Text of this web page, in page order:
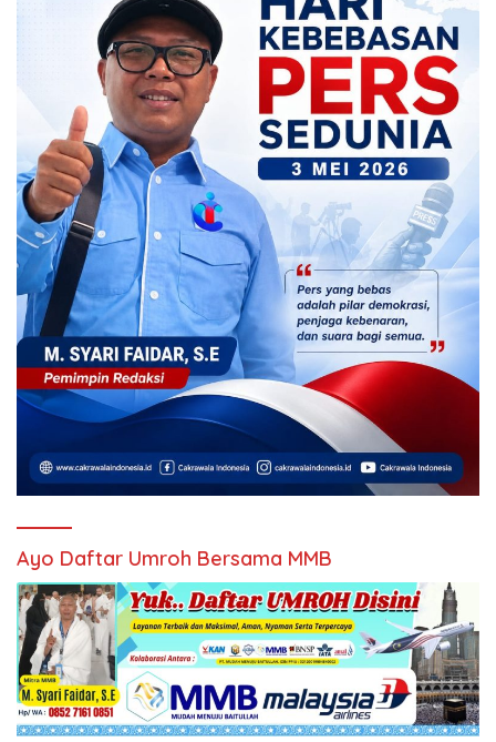
Ayo Daftar Umroh Bersama MMB